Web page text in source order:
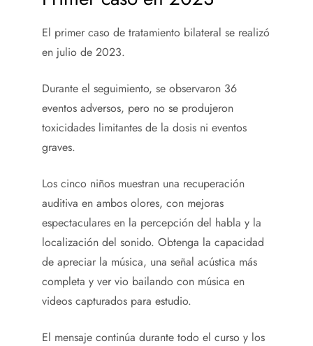
El primer caso de tratamiento bilateral se realizó
en julio de 2023.
Durante el seguimiento, se observaron 36
eventos adversos, pero no se produjeron
toxicidades limitantes de la dosis ni eventos
graves.
Los cinco niños muestran una recuperación
auditiva en ambos olores, con mejoras
espectaculares en la percepción del habla y la
localización del sonido. Obtenga la capacidad
de apreciar la música, una señal acústica más
completa y ver vio bailando con música en
videos capturados para estudio.
El mensaje continúa durante todo el curso y los